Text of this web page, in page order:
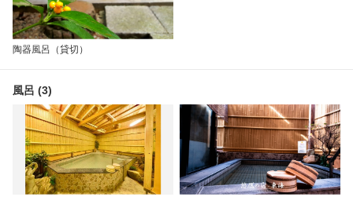
陶器風呂（貸切）
風呂 (3)